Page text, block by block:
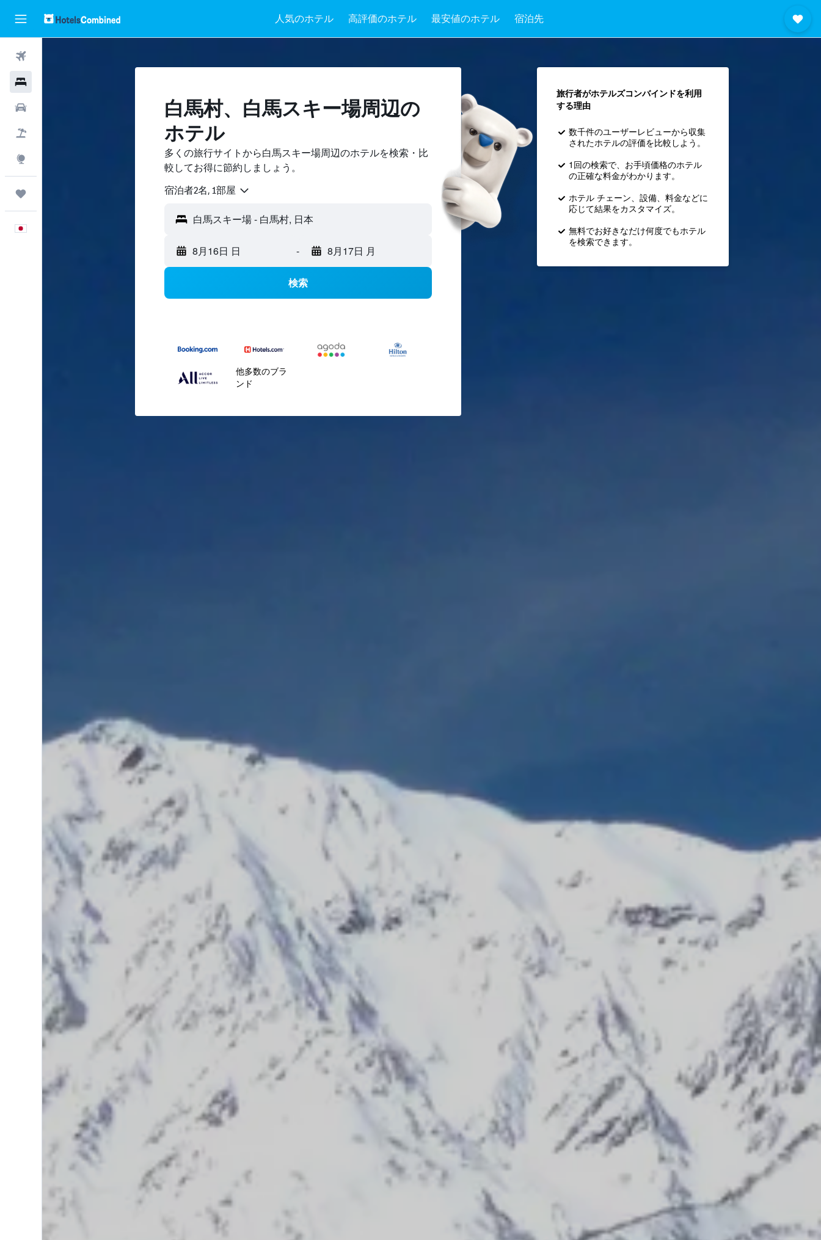
人気のホテル 高評価のホテル 最安値のホテル 宿泊先
白馬村​、白馬スキー場周辺の
ホテル
多くの旅行サイトから白馬スキー場周辺のホテルを検索・比
較してお得に節約しましょう。
宿泊者2名, 1​部屋
8月16日 日 - 8月17日 月
検索
他多数のブラ
ンド
旅行者がホテルズコンバインド​を利用
する理由
数千件のユーザーレビューから収集
されたホテルの評価を比較しよう。
1回の検索で、お手頃価格のホテル
の正確な料金がわかります。
ホテル チェーン、設備、料金などに
応じて結果をカスタマイズ。
無料でお好きなだけ何度でもホテル
を検索できます。